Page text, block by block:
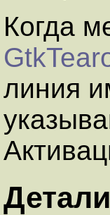
Когда
линия
Детали